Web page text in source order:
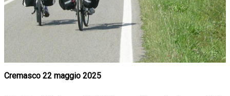
Cremasco 22 maggio 2025